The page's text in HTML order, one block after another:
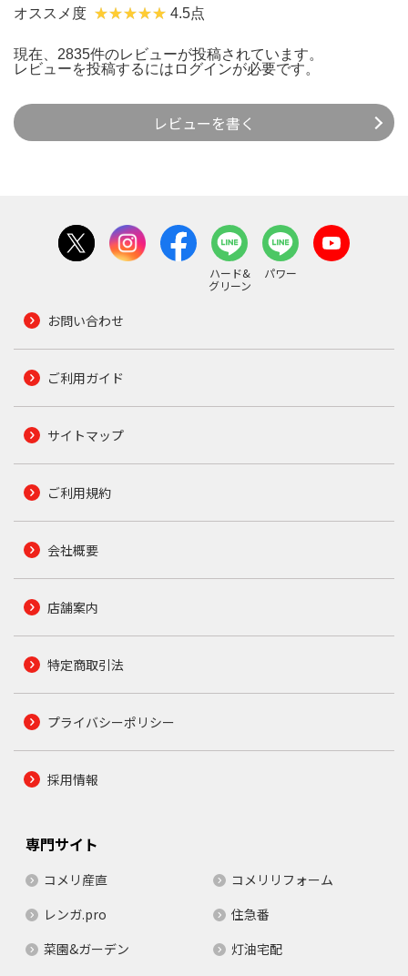
オススメ度 4.5点
現在、2835件のレビューが投稿されています。
レビューを投稿するには ログインが必要です。
レビューを書く
ハード&
グリーン
パワー
お問い合わせ
ご利用ガイド
サイトマップ
ご利用規約
会社概要
店舗案内
特定商取引法
プライバシーポリシー
採用情報
専門サイト
コメリ産直
コメリリフォーム
レンガ.pro
住急番
菜園&ガーデン
灯油宅配